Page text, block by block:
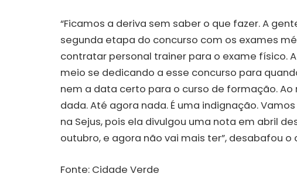
“Ficamos a deriva sem saber o que fazer. A
segunda etapa do concurso com os exames
contratar personal trainer para o exame físico.
meio se dedicando a esse concurso para
nem a data certo para o curso de formação. Ao
dada. Até agora nada. É uma indignação.
na Sejus, pois ela divulgou uma nota em abril
outubro, e agora não vai mais ter”, desabafou o
Fonte: Cidade Verde